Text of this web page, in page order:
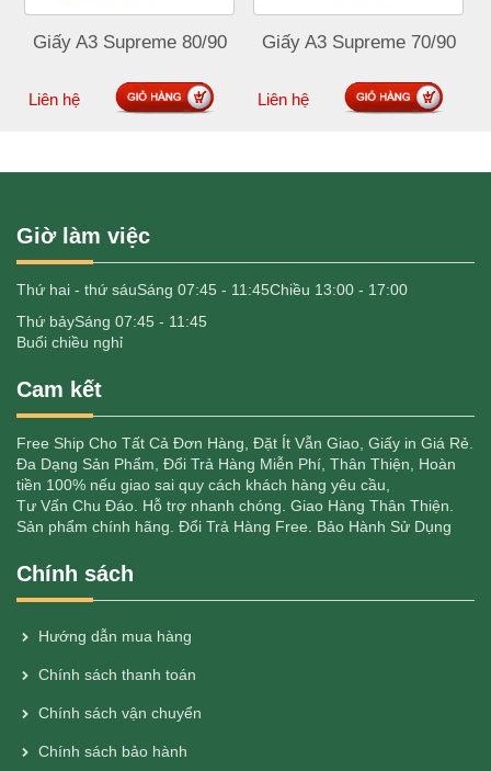
Giấy A3 Supreme 80/90
Liên hệ
Giấy A3 Supreme 70/90
Liên hệ
Đặt mua Đặt mua
Giờ làm việc
Thứ hai - thứ sáuSáng 07:45 - 11:45Chiều 13:00 - 17:00
Thứ bảySáng 07:45 - 11:45
Buổi chiều nghỉ
Cam kết
Free Ship Cho Tất Cả Đơn Hàng, Đặt Ít Vẫn Giao, Giấy in Giá Rẻ.
Đa Dạng Sản Phẩm, Đổi Trả Hàng Miễn Phí, Thân Thiện, Hoàn
tiền 100% nếu giao sai quy cách khách hàng yêu cầu,
Tư Vấn Chu Đáo. Hỗ trợ nhanh chóng. Giao Hàng Thân Thiện.
Sản phẩm chính hãng. Đổi Trả Hàng Free. Bảo Hành Sử Dụng
Chính sách
Hướng dẫn mua hàng
Chính sách thanh toán
Chính sách vận chuyển
Chính sách bảo hành